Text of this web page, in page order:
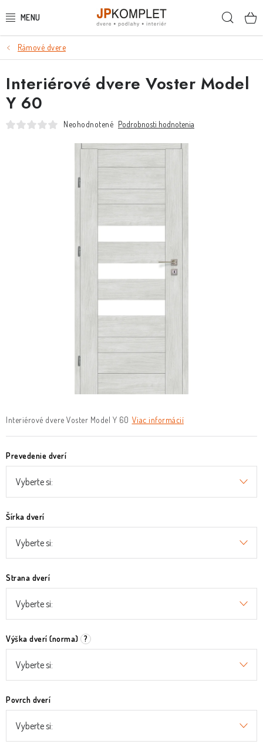
na
PODLAHY
DVERE A ZÁRUBNE
DVERE
Referencie Kontakt Moja objednávka
Rámové dvere
Interiérové dvere Voster Model Y 60 Viac informácií
Prevedenie dverí
Šírka dverí
Strana dverí
Výška dverí (norma) ?
Povrch dverí
Interiérové dvere Voster Model
Y 60
Neohodnotené Podrobnosti hodnotenia